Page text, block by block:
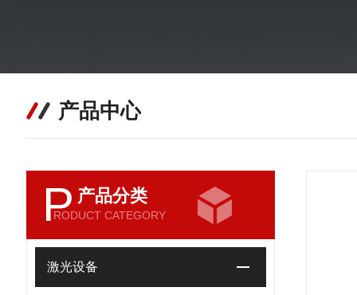
产品中心
P 产品分类
RODUCT CATEGORY
激光设备